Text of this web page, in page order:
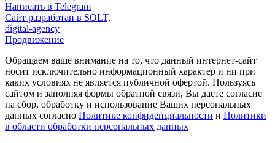
Написать в Telegram
Сайт разработан в SOLT,
digital-agency
Продвижение
Обращаем ваше внимание на то, что данный интернет-сайт
носит исключительно информационный характер и ни при
каких условиях не является публичной офертой. Пользуясь
сайтом и заполняя формы обратной связи, Вы даете согласие
на сбор, обработку и использование Ваших персональных
данных согласно Политике конфиденциальности и Политики
в области обработки персональных данных